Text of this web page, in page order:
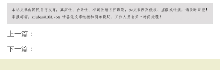
上一篇：
下一篇：